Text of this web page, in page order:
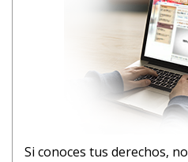
Si conoces tus derechos,